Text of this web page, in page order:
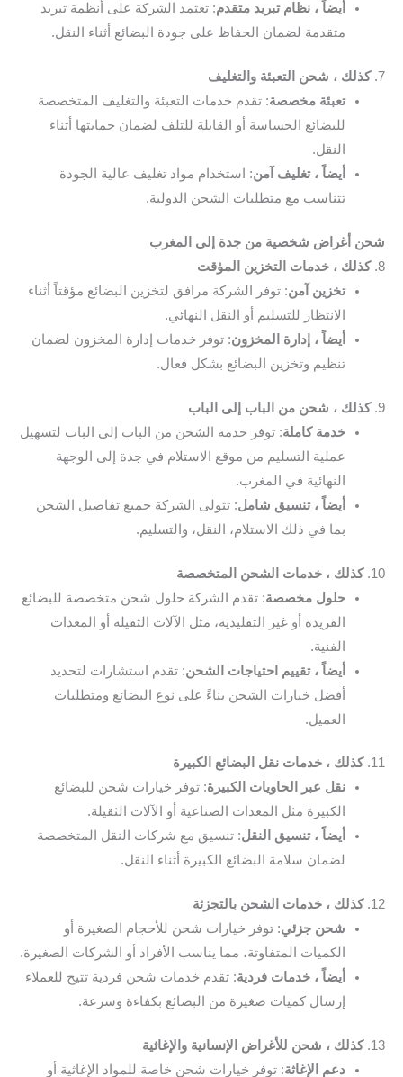
أيضاً ، نظام تبريد متقدم: تعتمد الشركة على أنظمة تبريد
متقدمة لضمان الحفاظ على جودة البضائع أثناء النقل.
7. كذلك ، شحن التعبئة والتغليف
تعبئة مخصصة: تقدم خدمات التعبئة والتغليف المتخصصة
للبضائع الحساسة أو القابلة للتلف لضمان حمايتها أثناء
النقل.
أيضاً ، تغليف آمن: استخدام مواد تغليف عالية الجودة
تتناسب مع متطلبات الشحن الدولية.
شحن أغراض شخصية من جدة إلى المغرب
8. كذلك ، خدمات التخزين المؤقت
تخزين آمن: توفر الشركة مرافق لتخزين البضائع مؤقتاً أثناء
الانتظار للتسليم أو النقل النهائي.
أيضاً ، إدارة المخزون: توفر خدمات إدارة المخزون لضمان
تنظيم وتخزين البضائع بشكل فعال.
9. كذلك ، شحن من الباب إلى الباب
خدمة كاملة: توفر خدمة الشحن من الباب إلى الباب لتسهيل
عملية التسليم من موقع الاستلام في جدة إلى الوجهة
النهائية في المغرب.
أيضاً ، تنسيق شامل: تتولى الشركة جميع تفاصيل الشحن
بما في ذلك الاستلام، النقل، والتسليم.
10. كذلك ، خدمات الشحن المتخصصة
حلول مخصصة: تقدم الشركة حلول شحن متخصصة للبضائع
الفريدة أو غير التقليدية، مثل الآلات الثقيلة أو المعدات
الفنية.
أيضاً ، تقييم احتياجات الشحن: تقدم استشارات لتحديد
أفضل خيارات الشحن بناءً على نوع البضائع ومتطلبات
العميل.
11. كذلك ، خدمات نقل البضائع الكبيرة
نقل عبر الحاويات الكبيرة: توفر خيارات شحن للبضائع
الكبيرة مثل المعدات الصناعية أو الآلات الثقيلة.
أيضاً ، تنسيق النقل: تنسيق مع شركات النقل المتخصصة
لضمان سلامة البضائع الكبيرة أثناء النقل.
12. كذلك ، خدمات الشحن بالتجزئة
شحن جزئي: توفر خيارات شحن للأحجام الصغيرة أو
الكميات المتفاوتة، مما يناسب الأفراد أو الشركات الصغيرة.
أيضاً ، خدمات فردية: تقدم خدمات شحن فردية تتيح للعملاء
إرسال كميات صغيرة من البضائع بكفاءة وسرعة.
13. كذلك ، شحن للأغراض الإنسانية والإغاثية
دعم الإغاثة: توفر خيارات شحن خاصة للمواد الإغاثية أو